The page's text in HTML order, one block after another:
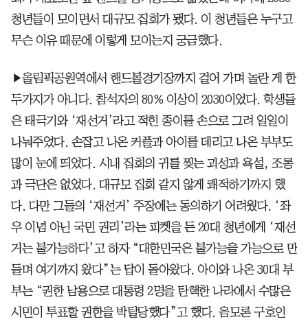
청년들이 모이면서 대규모 집회가 됐다. 이 청년들은 누구고
무슨 이유 때문에 이렇게 모이는지 궁금했다.
▶올림픽공원역에서 핸드볼경기장까지 걸어 가며 놀란 게 한
두가지가 아니다. 참석자의 80% 이상이 2030이었다. 학생들
은 태극기와 ‘재선거’라고 적힌 종이를 손으로 그려 일일이
나눠주었다. 손잡고 나온 커플과 아이를 데리고 나온 부부도
많이 눈에 띄었다. 시내 집회의 귀를 찢는 괴성과 욕설, 조롱
과 극단은 없었다. 대규모 집회 같지 않게 쾌적하기까지 했
다. 다만 그들의 ‘재선거’ 주장에는 동의하기 어려웠다. ‘좌
우 이념 아닌 국민 권리’라는 피켓을 든 20대 청년에게 ‘재선
거는 불가능하다’고 하자 “대한민국은 불가능을 가능으로 만
들며 여기까지 왔다”는 답이 돌아왔다. 아이와 나온 30대 부
부는 “권한 남용으로 대통령 2명을 탄핵한 나라에서 수많은
시민이 투표할 권한을 박탈당했다”고 했다. 음모론 구호인